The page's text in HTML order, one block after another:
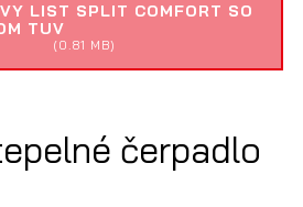
LIST SPLIT COMFORT SO
TUV
(0.81 MB)
čerpadlo